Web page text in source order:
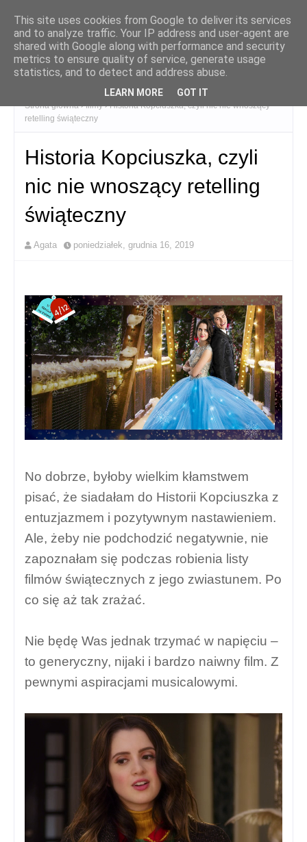
Strona główna filmy
Historia Kopciuszka, czyli nic nie wnoszący
retelling świąteczny
Historia Kopciuszka, czyli
nic nie wnoszący retelling
świąteczny
Agata poniedziałek, grudnia 16, 2019
No dobrze, byłoby wielkim kłamstwem
pisać, że siadałam do Historii Kopciuszka z
entuzjazmem i pozytywnym nastawieniem.
Ale, żeby nie podchodzić negatywnie, nie
zapoznałam się podczas robienia listy
filmów świątecznych z jego zwiastunem. Po
co się aż tak zrażać.
Nie będę Was jednak trzymać w napięciu –
to generyczny, nijaki i bardzo naiwny film. Z
pewnymi aspiracjami musicalowymi.
This site uses cookies from Google to deliver its services
and to analyze traffic. Your IP address and user-agent are
shared with Google along with performance and security
metrics to ensure quality of service, generate usage
statistics, and to detect and address abuse.
LEARN MORE GOT IT